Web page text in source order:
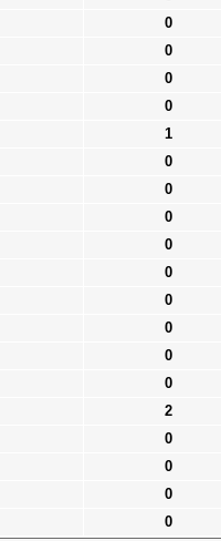
0
0
0
0
1
0
0
0
0
0
0
0
0
0
2
0
0
0
0